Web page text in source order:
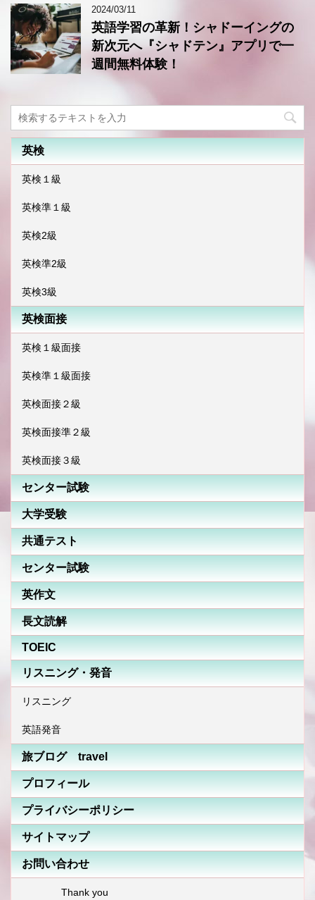
2024/03/11
英語学習の革新！シャドーイングの
新次元へ『シャドテン』アプリで一
週間無料体験！
英検
英検１級
英検準１級
英検2級
英検準2級
英検3級
英検面接
英検１級面接
英検準１級面接
英検面接２級
英検面接準２級
英検面接３級
センター試験
大学受験
共通テスト
センター試験
英作文
長文読解
TOEIC
リスニング・発音
リスニング
英語発音
旅ブログ travel
プロフィール
プライバシーポリシー
サイトマップ
お問い合わせ
Thank you